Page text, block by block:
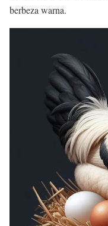
berbeza warna.